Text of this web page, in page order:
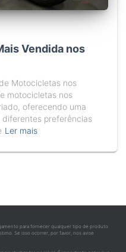
Vendida nos
Motocicletas nos
motocicletas nos
oferecendo uma
preferências
Ler mais
para fornecer qualquer tipo de produto
Se isso ocorrer, por favor, nos avise